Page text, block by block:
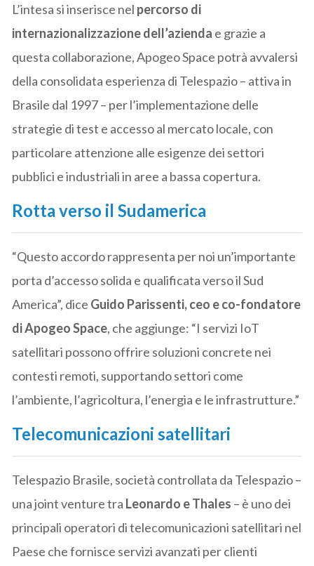
L’intesa si inserisce nel percorso di
internazionalizzazione dell’azienda e grazie a
questa collaborazione, Apogeo Space potrà avvalersi
della consolidata esperienza di Telespazio – attiva in
Brasile dal 1997 – per l’implementazione delle
strategie di test e accesso al mercato locale, con
particolare attenzione alle esigenze dei settori
pubblici e industriali in aree a bassa copertura.
Rotta verso il Sudamerica
“Questo accordo rappresenta per noi un’importante
porta d’accesso solida e qualificata verso il Sud
America”, dice Guido Parissenti, ceo e co-fondatore
di Apogeo Space, che aggiunge: “I servizi IoT
satellitari possono offrire soluzioni concrete nei
contesti remoti, supportando settori come
l’ambiente, l’agricoltura, l’energia e le infrastrutture.”
Telecomunicazioni satellitari
Telespazio Brasile, società controllata da Telespazio –
una joint venture tra Leonardo e Thales – è uno dei
principali operatori di telecomunicazioni satellitari nel
Paese che fornisce servizi avanzati per clienti